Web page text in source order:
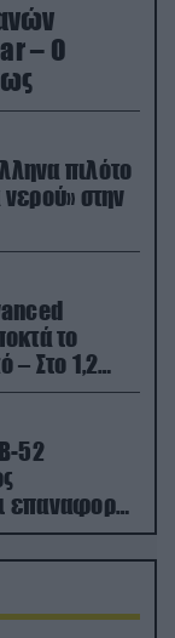
– Ο
πιλότο
στην
το
– Στο 1,2
52
επαναφορά